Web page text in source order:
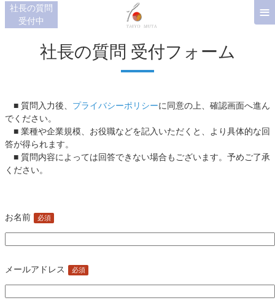
社長の質問
受付中
≡
社長の質問 受付フォーム
■ 質問入力後、 プライバシーポリシーに同意の上、確認画面へ進ん
でください。
■ 業種や企業規模、お役職などを記入いただくと、より具体的な回
答が得られます。
■ 質問内容によっては回答できない場合もございます。予めご了承
ください。
お名前 必須
メールアドレス 必須